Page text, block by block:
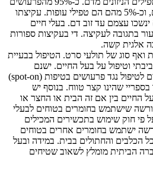
הם טפילים הנמצאים על יונקים, וכ-5% מהם הם טפילי עופות. עקיצתו
ינשכו עצמם עד זוב דם. בעלי חיים
בתגובה לעקיצה. די בעקיצות ספורות
אלגית קשה.
ואף סוג של תולעי סרט. הטיפול בבעיית
וטיפול על בעל החיים. ישנם
תכשירים שונים בשוק המומלצים לטיפול נגד פרעושים בטיפות (spot-on)
שהינו קצר טווח. בנוסף יש
החיים בין אם זה הבית או החצר או
שישתמש בחומרים בטוחים לבעלי
פי חוק שימוש בתכשירים המכילים
ישתמש בחומרים אחרים בטוחים
הכלבים והחתולים בבית. במידה ובעל
הביתית מומלץ לשאוב שטיחים